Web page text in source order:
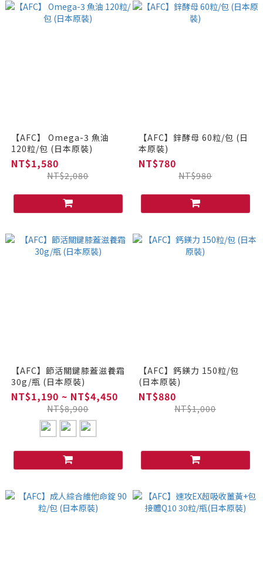
【AFC】 Omega-3 魚油
120粒/包 (日本原裝)
NT$1,580
NT$2,080
【AFC】鋅酵母 60粒/包 (日
本原裝)
NT$780
NT$980
【AFC】節活關鍵膝蓋滋養霜
30g/瓶 (日本原裝)
NT$1,190 ~ NT$4,450
NT$8,900
【AFC】鈣鎂力 150粒/包
(日本原裝)
NT$880
NT$1,000